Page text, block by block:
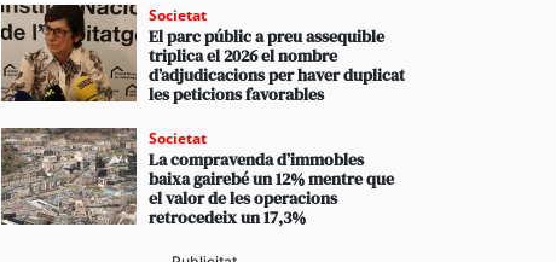
Societat
El parc públic a preu assequible
triplica el 2026 el nombre
d’adjudicacions per haver duplicat
les peticions favorables
Societat
La compravenda d’immobles
baixa gairebé un 12% mentre que
el valor de les operacions
retrocedeix un 17,3%